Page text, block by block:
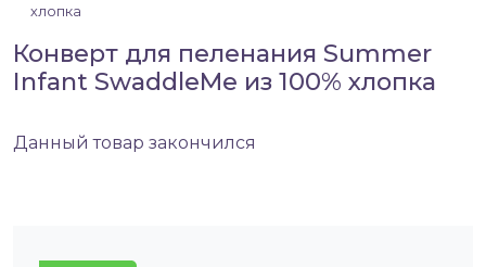
хлопка
Конверт для пеленания Summer
Infant SwaddleMe из 100% хлопка
Данный товар закончился